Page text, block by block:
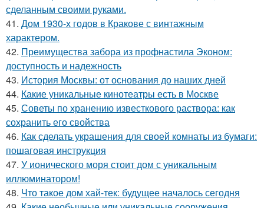
сделанным своими руками.
41. Дом 1930-х годов в Кракове с винтажным
характером.
42. Преимущества забора из профнастила Эконом:
доступность и надежность
43. История Москвы: от основания до наших дней
44. Какие уникальные кинотеатры есть в Москве
45. Советы по хранению известкового раствора: как
сохранить его свойства
46. Как сделать украшения для своей комнаты из бумаги:
пошаговая инструкция
47. У ионического моря стоит дом с уникальным
иллюминатором!
48. Что такое дом хай-тек: будущее началось сегодня